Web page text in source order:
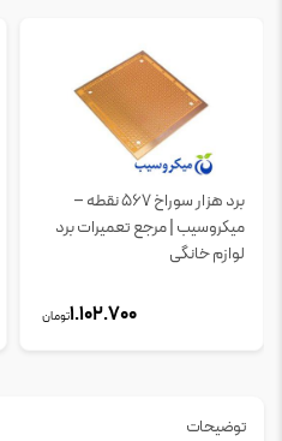
برد هزار سوراخ 567 نقطه –
میکروسیب | مرجع تعمیرات برد
لوازم خانگی
1.102.700تومان
توضیحات